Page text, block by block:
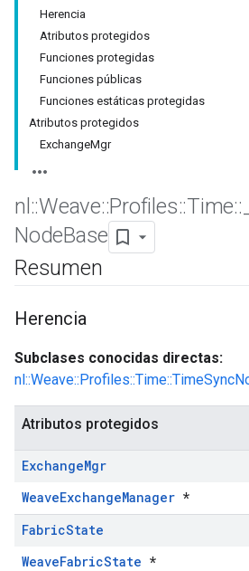
Herencia
Atributos protegidos
Funciones protegidas
Funciones públicas
Funciones estáticas protegidas
Atributos protegidos
ExchangeMgr
nl ::Weave::Profiles::Time::
NodeBase
Resumen
Herencia
Subclases conocidas directas:
Atributos protegidos
ExchangeMgr
WeaveExchangeManager *
FabricState
WeaveFabricState *